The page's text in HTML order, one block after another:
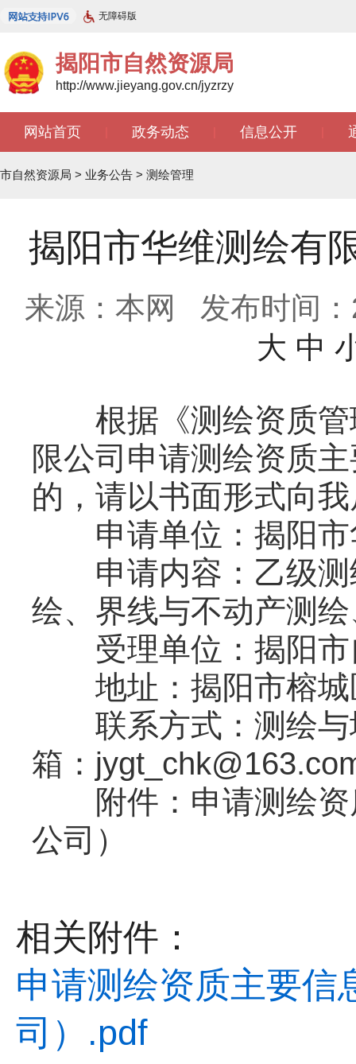
无障碍版
揭阳市自然资源局
http://www.jieyang.gov.cn/jyzrzy
网站首页 政务动态 信息公开
市自然资源局 > 业务公告 > 测绘管理
揭阳市华维测绘有
来源：本网
发布时间
大 中
根据《测绘资质管
限公司申请测绘资质
的，请以书面形式向
申请单位：揭阳
申请内容：乙级测
绘、界线与不动产测
受理单位：揭阳市
地址：揭阳市榕城
联系方式：测绘与
箱：
附件：申请测绘资
公司）
相关附件：
申请测绘资质主要信
司）.pdf